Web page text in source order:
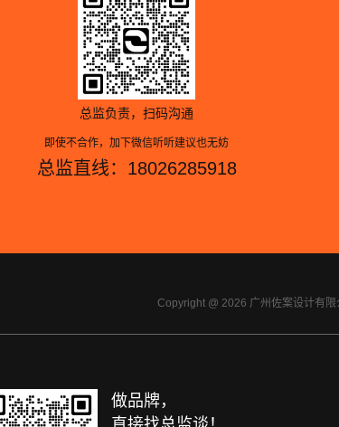
总监负责，扫码沟通
即使不合作，加下微信听听建议也无妨
总监直线：18026285918
Copyright @ 2026 广州佐案设计有
做品牌，